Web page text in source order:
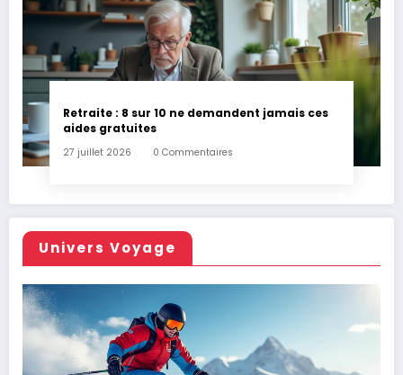
Retraite : 8 sur 10 ne demandent jamais ces
aides gratuites
27 juillet 2026 0 Commentaires
Univers Voyage